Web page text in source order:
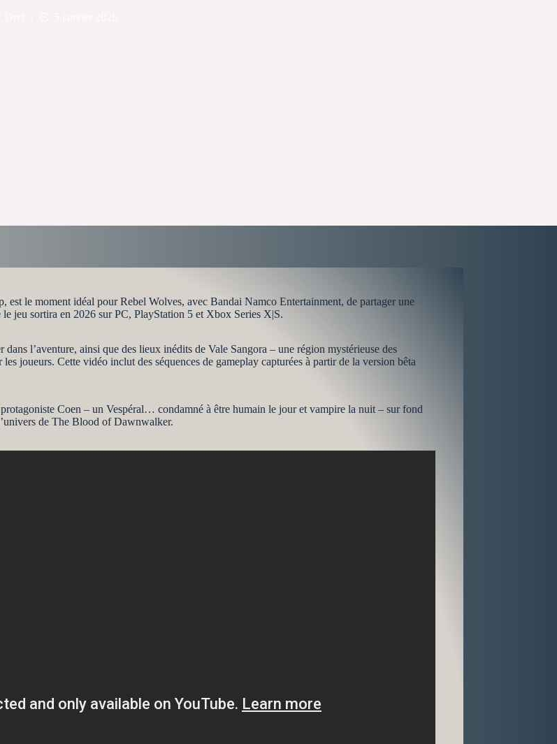
le moment idéal pour Rebel Wolves, avec Bandai Namco Entertainment, de partager une
jeu sortira en 2026 sur PC, PlayStation 5 et Xbox Series X|S.
l’aventure, ainsi que des lieux inédits de Vale Sangora – une région mystérieuse des
joueurs. Cette vidéo inclut des séquences de gameplay capturées à partir de la version bêta
Coen – un Vespéral… condamné à être humain le jour et vampire la nuit – sur fond
de The Blood of Dawnwalker.